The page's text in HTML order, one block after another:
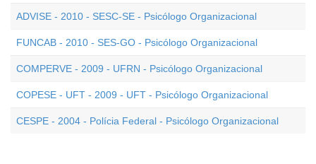
ADVISE - 2010 - SESC-SE - Psicólogo Organizacional
FUNCAB - 2010 - SES-GO - Psicólogo Organizacional
COMPERVE - 2009 - UFRN - Psicólogo Organizacional
COPESE - UFT - 2009 - UFT - Psicólogo Organizacional
CESPE - 2004 - Polícia Federal - Psicólogo Organizacional